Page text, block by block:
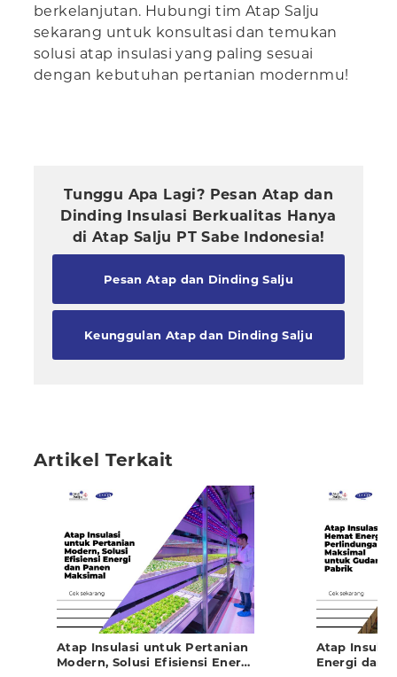
berkelanjutan. Hubungi tim Atap Salju
sekarang untuk konsultasi dan temukan
solusi atap insulasi yang paling sesuai
dengan kebutuhan pertanian modernmu!
Tunggu Apa Lagi? Pesan Atap dan
Dinding Insulasi Berkualitas Hanya
di Atap Salju PT Sabe Indonesia!
Pesan Atap dan Dinding Salju
Keunggulan Atap dan Dinding Salju
Artikel Terkait
Atap Insulasi untuk Pertanian
Modern, Solusi Efisiensi Energi
Atap
Energi dan